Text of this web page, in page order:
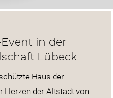
in der
Lübeck
Haus der
der Altstadt von